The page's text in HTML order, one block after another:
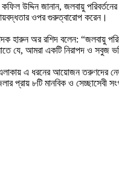
কফিল উদ্দিন জানান, জলবায়ু
ওপর গুরুত্বারোপ করেন।
হারুন অর রশিদ বলেন:
যে, আমরা একটি নিরাপদ ও সবুজ
এ ধরনের আয়োজন তরুণদের
প্রায় ৮টি মানবিক ও সেচ্ছাসেবী